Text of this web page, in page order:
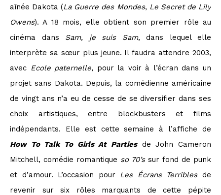
aînée Dakota (La Guerre des Mondes, Le Secret de Lily
Owens). A 18 mois, elle obtient son premier rôle au
cinéma dans Sam, je suis Sam, dans lequel elle
interprète sa sœur plus jeune. Il faudra attendre 2003,
avec Ecole paternelle, pour la voir à l’écran dans un
projet sans Dakota. Depuis, la comédienne américaine
de vingt ans n’a eu de cesse de se diversifier dans ses
choix artistiques, entre blockbusters et films
indépendants. Elle est cette semaine à l’affiche de
How To Talk To Girls At Partiesde John Cameron
Mitchell, comédie romantique so 70’ssur fond de punk
et d’amour. L’occasion pour Les Écrans Terriblesde
revenir sur six rôles marquants de cette pépite